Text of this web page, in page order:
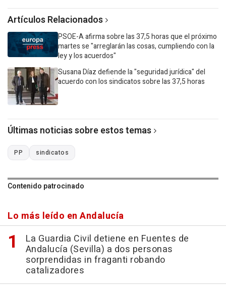
Artículos Relacionados
PSOE-A afirma sobre las 37,5 horas que el próximo
martes se "arreglarán las cosas, cumpliendo con la
ley y los acuerdos"
Susana Díaz defiende la "seguridad jurídica" del
acuerdo con los sindicatos sobre las 37,5 horas
Últimas noticias sobre estos temas
PP sindicatos
Contenido patrocinado
Lo más leído en Andalucía
La Guardia Civil detiene en Fuentes de
Andalucía (Sevilla) a dos personas
sorprendidas in fraganti robando
catalizadores